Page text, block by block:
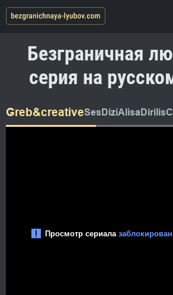
Безграничная
серия на
Greb&creativeSesDiziAlisaDirilis